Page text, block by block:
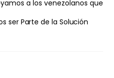
a los venezolanos que
ser Parte de la Solución